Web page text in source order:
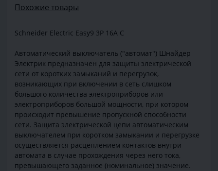
Похожие товары
Schneider Electric Easy9 3Р 16А C
Автоматический выключатель ("автомат") Шнайдер
Электрик предназначен для защиты электрической
сети от коротких замыканий и перегрузок,
возникающих при включении в сеть слишком
большого количества электроприборов или
электроприборов большой мощности, при котором
происходит превышение пропускной способности
сети. Защита электрической цепи автоматическим
выключателем при коротком замыкании и перегрузке
осуществляется расцеплением контактов внутри
автомата в случае прохождения через него тока,
превышающего заданное (номинальное) значение.